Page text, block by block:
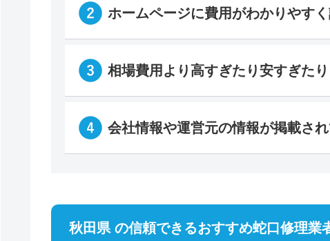
ホームページに費用がわかりやす
相場費用より高すぎたり安すぎた
会社情報や運営元の情報が掲載さ
秋田県 の信頼できるおすすめ蛇口修理業